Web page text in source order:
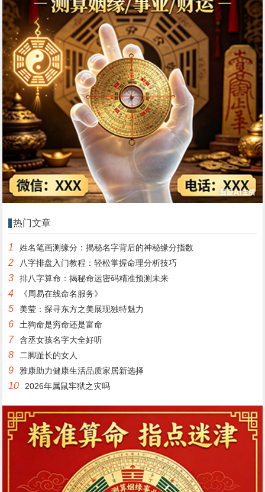
热门文章
1 姓名笔画测缘分：揭秘名字背后的神秘缘分指数
2 八字排盘入门教程：轻松掌握命理分析技巧
3 排八字算命：揭秘命运密码精准预测未来
4 《周易在线命名服务》
5 美莹：探寻东方之美展现独特魅力
6 土狗命是穷命还是富命
7 含丞女孩名字大全好听
8 二脚趾长的女人
9 雅康助力健康生活品质家居新选择
10 2026年属鼠牢狱之灾吗